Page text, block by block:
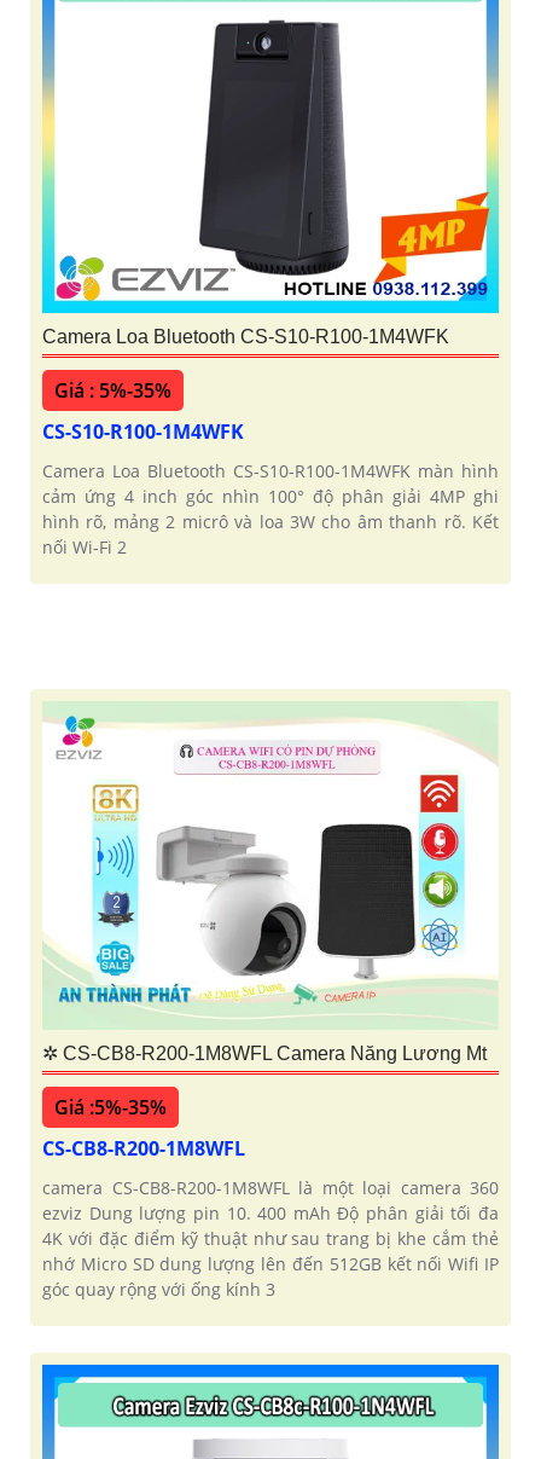
Camera Loa Bluetooth CS-S10-R100-1M4WFK
Giá : 5%-35%
CS-S10-R100-1M4WFK
Camera Loa Bluetooth CS-S10-R100-1M4WFK màn hình
cảm ứng 4 inch góc nhìn 100° độ phân giải 4MP ghi
hình rõ, mảng 2 micrô và loa 3W cho âm thanh rõ. Kết
nối Wi-Fi 2
✲ CS-CB8-R200-1M8WFL Camera Năng Lương Mt
Giá :5%-35%
CS-CB8-R200-1M8WFL
camera CS-CB8-R200-1M8WFL là một loại camera 360
ezviz Dung lượng pin 10. 400 mAh Độ phân giải tối đa
4K với đặc điểm kỹ thuật như sau trang bị khe cắm thẻ
nhớ Micro SD dung lượng lên đến 512GB kết nối Wifi IP
góc quay rộng với ống kính 3